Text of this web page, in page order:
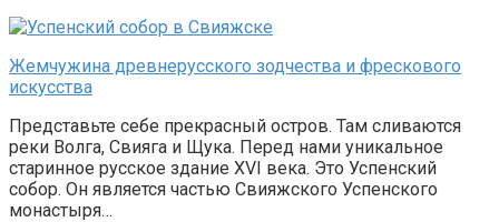
Жемчужина древнерусского зодчества и фрескового
искусства
Представьте себе прекрасный остров. Там сливаются
реки Волга, Свияга и Щука. Перед нами уникальное
старинное русское здание XVI века. Это Успенский
собор. Он является частью Свияжского Успенского
монастыря…